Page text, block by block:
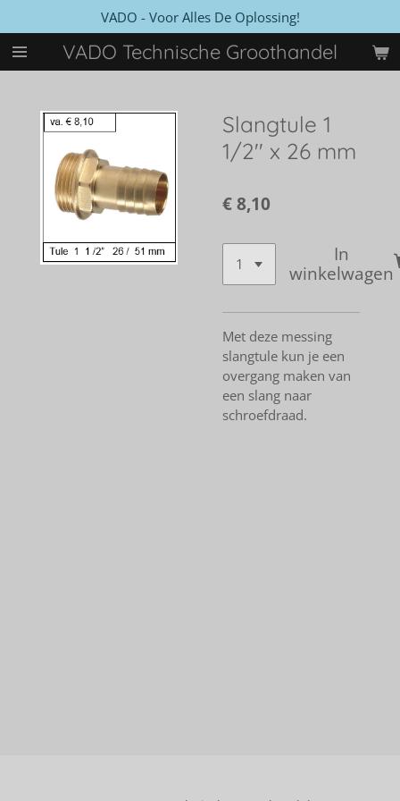
direct
naar
VADO Technische Groothandel
VADO - Voor Alles De Oplossing!
Slangtule 1
1/2'' x 26 mm
€ 8,10
In
winkelwagen
Met deze messing
slangtule kun je een
overgang maken van
een slang naar
schroefdraad.